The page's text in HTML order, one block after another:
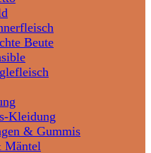
Beute
Kleidung
& Gummis
Mäntel